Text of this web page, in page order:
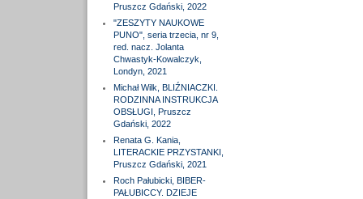
Pruszcz Gdański, 2022
"ZESZYTY NAUKOWE
PUNO", seria trzecia, nr 9,
red. nacz. Jolanta
Chwastyk-Kowalczyk,
Londyn, 2021
Michał Wilk, BLIŹNIACZKI.
RODZINNA INSTRUKCJA
OBSŁUGI, Pruszcz
Gdański, 2022
Renata G. Kania,
LITERACKIE PRZYSTANKI,
Pruszcz Gdański, 2021
Roch Pałubicki, BIBER-
PAŁUBICCY. DZIEJE